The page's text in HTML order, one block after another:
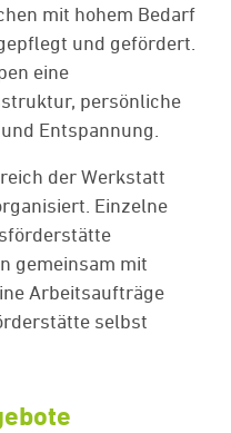
mit hohem Bedarf
und gefördert.
eine
persönliche
Entspannung.
der Werkstatt
Einzelne
gemeinsam mit
Arbeitsaufträge
selbst